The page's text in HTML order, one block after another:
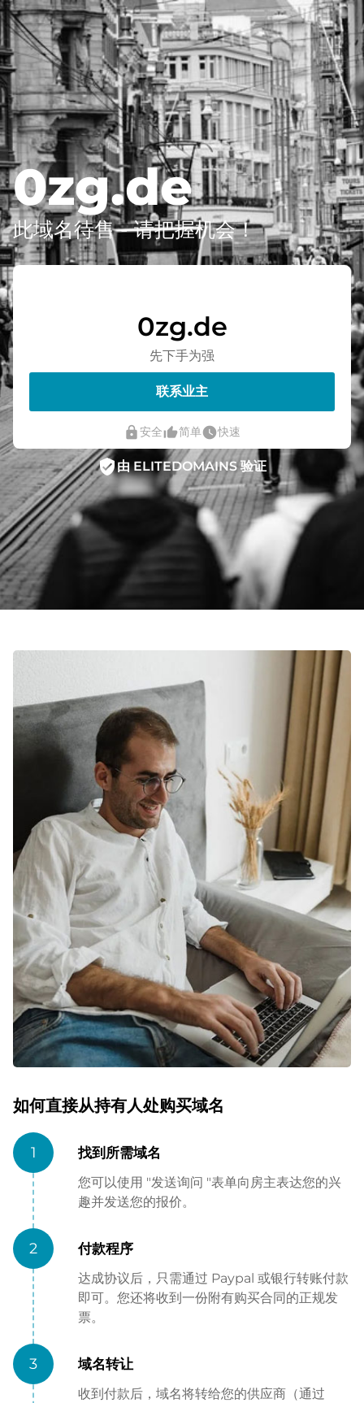
0zg.de
此域名待售 - 请把握机会！
0zg.de
先下手为强
联系业主
lock安全thumb_up_alt简单watch_later快速
verified_user由 ELITEDOMAINS 验证
如何直接从持有人处购买域名
1 找到所需域名
您可以使用 "发送询问 "表单向房主表达您的兴
趣并发送您的报价。
2 付款程序
达成协议后，只需通过 Paypal 或银行转账付款
即可。您还将收到一份附有购买合同的正规发
票。
3 域名转让
收到付款后，域名将转给您的供应商（通过